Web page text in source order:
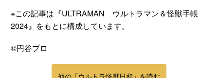
※この記事は『ULTRAMAN ウルトラマン＆怪獣手帳
2024』をもとに構成しています。
©円谷プロ
他の「ウルトラ怪獣日和」を読む